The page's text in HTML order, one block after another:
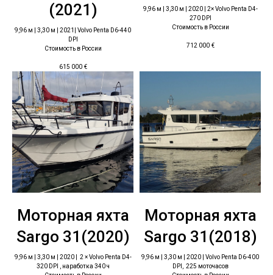
(2021)
9,96 м | 3,30 м | 2021| Volvo Penta D6-440
DPI
Стоимость в России
615 000 €
9,96 м | 3,30 м | 2020 | 2× Volvo Penta D4-
270 DPI
Стоимость в России
712 000 €
Моторная яхта
Sargo 31(2020)
9,96 м | 3,30 м | 2020 | 2 × Volvo Penta D4-
320 DPI , наработка 340 ч
Моторная яхта
Sargo 31(2018)
9,96 м | 3,30 м | 2020 | Volvo Penta D6-400
DPI, 225 моточасов